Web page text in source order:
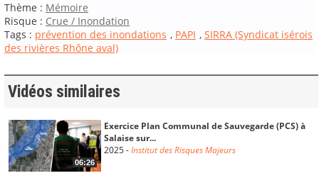
Thème : Mémoire
Risque : Crue / Inondation
Tags : prévention des inondations , PAPI , SIRRA (Syndicat isérois
des rivières Rhône aval)
Vidéos similaires
06:26
Exercice Plan Communal de Sauvegarde (PCS) à
Salaise sur...
2025-Institut des Risques Majeurs